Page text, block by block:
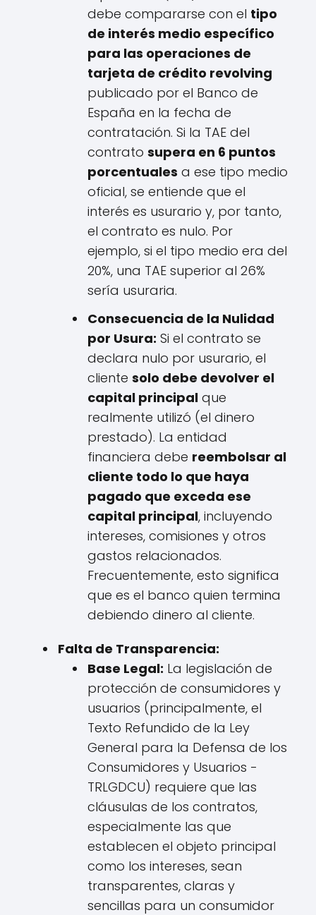
debe compararse con el tipo
de interés medio específico
para las operaciones de
tarjeta de crédito revolving
publicado por el Banco de
España en la fecha de
contratación. Si la TAE del
contrato supera en 6 puntos
porcentuales a ese tipo medio
oficial, se entiende que el
interés es usurario y, por tanto,
el contrato es nulo. Por
ejemplo, si el tipo medio era del
20%, una TAE superior al 26%
sería usuraria.
Consecuencia de la Nulidad
por Usura: Si el contrato se
declara nulo por usurario, el
cliente solo debe devolver el
capital principal que
realmente utilizó (el dinero
prestado). La entidad
financiera debe reembolsar al
cliente todo lo que haya
pagado que exceda ese
capital principal, incluyendo
intereses, comisiones y otros
gastos relacionados.
Frecuentemente, esto significa
que es el banco quien termina
debiendo dinero al cliente.
Falta de Transparencia:
Base Legal: La legislación de
protección de consumidores y
usuarios (principalmente, el
Texto Refundido de la Ley
General para la Defensa de los
Consumidores y Usuarios -
TRLGDCU) requiere que las
cláusulas de los contratos,
especialmente las que
establecen el objeto principal
como los intereses, sean
transparentes, claras y
sencillas para un consumidor